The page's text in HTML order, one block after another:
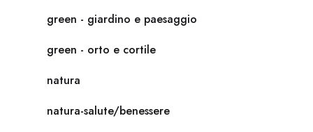
green - giardino e paesaggio
green - orto e cortile
natura
natura-salute/benessere